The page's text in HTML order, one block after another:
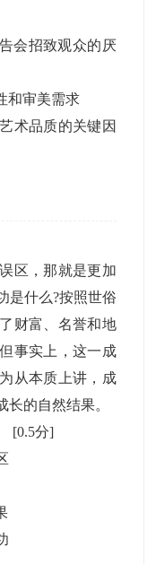
会招致观众的厌
和审美需求
术品质的关键因
区，那就是更加
是什么?按照世俗
财富、名誉和地
事实上，这一成
从本质上讲，成
的自然结果。
[0.5分]